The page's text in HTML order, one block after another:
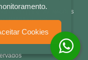
Shopping - AV. NAÇÕES
HAMBURGO - RS
Cookies